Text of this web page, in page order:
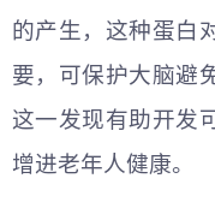
的产生，这种蛋白
要，可保护大脑避
这一发现有助开发
增进老年人健康。